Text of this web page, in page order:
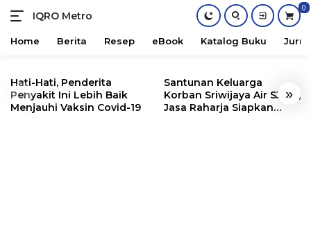
content
IQRO Metro
Lets
Bright
0
Home Berita Resep eBook Katalog Buku
« »
Hati-Hati, Penderita
Penyakit Ini Lebih Baik
Menjauhi Vaksin Covid-19
Santunan Keluarga
Korban Sriwijaya Air SJ182,
Jasa Raharja Siapkan